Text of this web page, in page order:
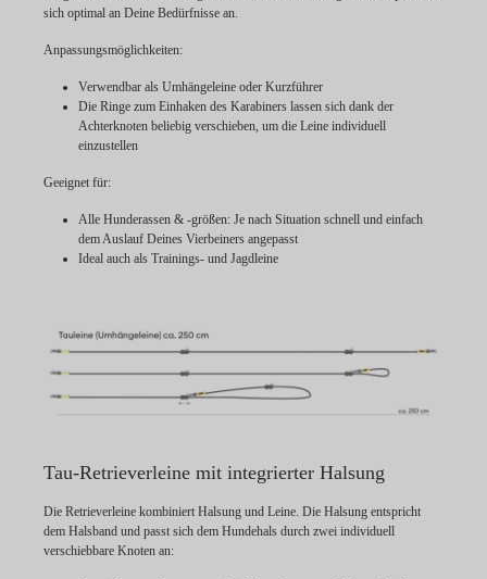
sich optimal an Deine Bedürfnisse an.
Anpassungsmöglichkeiten:
Verwendbar als Umhängeleine oder Kurzführer
Die Ringe zum Einhaken des Karabiners lassen sich dank der
Achterknoten beliebig verschieben, um die Leine individuell
einzustellen
Geeignet für:
Alle Hunderassen & -größen: Je nach Situation schnell und einfach
dem Auslauf Deines Vierbeiners angepasst
Ideal auch als Trainings- und Jagdleine
Tau-Retrieverleine mit integrierter Halsung
Die Retrieverleine kombiniert Halsung und Leine. Die Halsung entspricht
dem Halsband und passt sich dem Hundehals durch zwei individuell
verschiebbare Knoten an: